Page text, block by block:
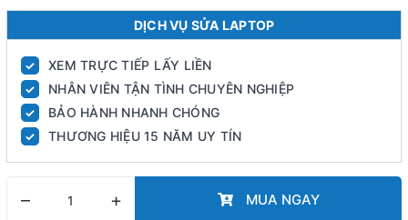
DỊCH VỤ SỬA LAPTOP
✓ XEM TRỰC TIẾP LẤY LIỀN
✓ NHÂN VIÊN TẬN TÌNH CHUYÊN NGHIỆP
✓ BẢO HÀNH NHANH CHÓNG
✓ THƯƠNG HIỆU 15 NĂM UY TÍN
– + MUA NGAY